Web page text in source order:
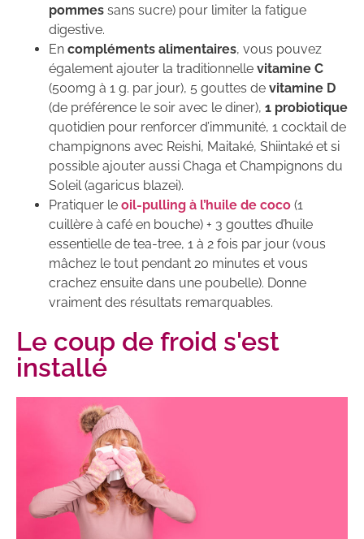
pommes sans sucre) pour limiter la fatigue
digestive.
En compléments alimentaires, vous pouvez
également ajouter la traditionnelle vitamine C
(500mg à 1 g. par jour), 5 gouttes de vitamine D
(de préférence le soir avec le diner), 1 probiotique
quotidien pour renforcer d’immunité, 1 cocktail de
champignons avec Reishi, Maitaké, Shiintaké et si
possible ajouter aussi Chaga et Champignons du
Soleil (agaricus blazei).
Pratiquer le oil-pulling à l’huile de coco (1
cuillère à café en bouche) + 3 gouttes d’huile
essentielle de tea-tree, 1 à 2 fois par jour (vous
mâchez le tout pendant 20 minutes et vous
crachez ensuite dans une poubelle). Donne
vraiment des résultats remarquables.
Le coup de froid s'est
installé